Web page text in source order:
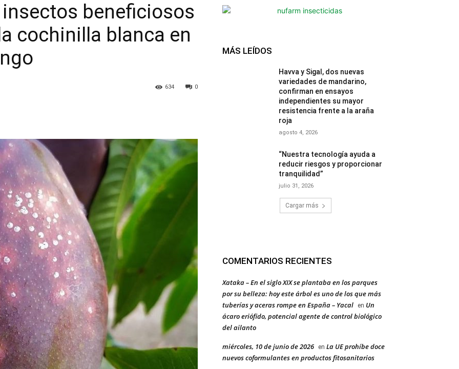
insectos beneficiosos
cochinilla blanca en
0
634
MÁS LEÍDOS
Havva y Sigal, dos nuevas
variedades de mandarino,
confirman en ensayos
independientes su mayor
resistencia frente a la araña
roja
agosto 4, 2026
“Nuestra tecnología ayuda a
reducir riesgos y proporcionar
tranquilidad”
julio 31, 2026
Cargar más
COMENTARIOS RECIENTES
Xataka – En el siglo XIX se plantaba en los parques
por su belleza: hoy este árbol es uno de los que más
tuberías y aceras rompe en España – Yacal
en Un
ácaro eriófido, potencial agente de control biológico
del ailanto
miércoles, 10 de junio de 2026 en La UE prohíbe doce
nuevos coformulantes en productos fitosanitarios